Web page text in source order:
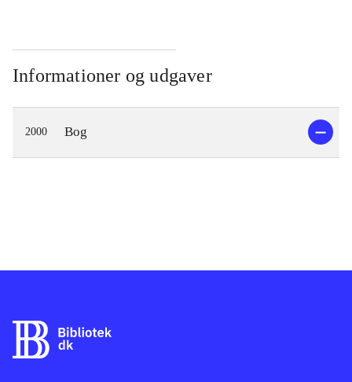
Informationer og udgaver
2000 Bog